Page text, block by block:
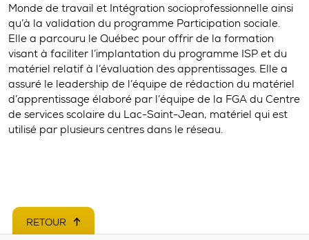
Monde de travail et Intégration socioprofessionnelle ainsi
qu’à la validation du programme Participation sociale.
Elle a parcouru le Québec pour offrir de la formation
visant à faciliter l’implantation du programme ISP et du
matériel relatif à l’évaluation des apprentissages. Elle a
assuré le leadership de l’équipe de rédaction du matériel
d’apprentissage élaboré par l’équipe de la FGA du Centre
de services scolaire du Lac-Saint-Jean, matériel qui est
utilisé par plusieurs centres dans le réseau.
RETOUR EN HAUT DE PAGE